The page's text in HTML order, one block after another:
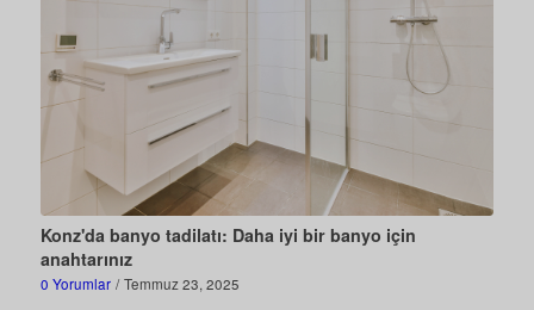
Konz'da banyo tadilatı: Daha iyi bir banyo için
anahtarınız
0 Yorumlar / Temmuz 23, 2025